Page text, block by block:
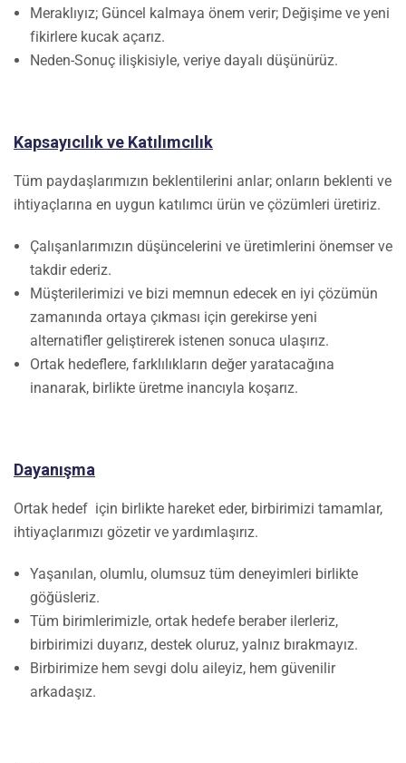
Meraklıyız; Güncel kalmaya önem verir; Değişime ve yeni
fikirlere kucak açarız.
Neden-Sonuç ilişkisiyle, veriye dayalı düşünürüz.
Kapsayıcılık ve Katılımcılık
Tüm paydaşlarımızın beklentilerini anlar; onların beklenti ve
ihtiyaçlarına en uygun katılımcı ürün ve çözümleri üretiriz.
Çalışanlarımızın düşüncelerini ve üretimlerini önemser ve
takdir ederiz.
Müşterilerimizi ve bizi memnun edecek en iyi çözümün
zamanında ortaya çıkması için gerekirse yeni
alternatifler geliştirerek istenen sonuca ulaşırız.
Ortak hedeflere, farklılıkların değer yaratacağına
inanarak, birlikte üretme inancıyla koşarız.
Dayanışma
Ortak hedef için birlikte hareket eder, birbirimizi tamamlar,
ihtiyaçlarımızı gözetir ve yardımlaşırız.
Yaşanılan, olumlu, olumsuz tüm deneyimleri birlikte
göğüsleriz.
Tüm birimlerimizle, ortak hedefe beraber ilerleriz,
birbirimizi duyarız, destek oluruz, yalnız bırakmayız.
Birbirimize hem sevgi dolu aileyiz, hem güvenilir
arkadaşız.